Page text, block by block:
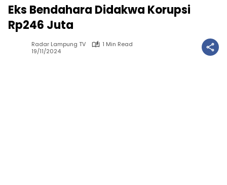
Eks Bendahara Didakwa Korupsi
Rp246 Juta
Radar Lampung TV
1 Min Read
19/11/2024